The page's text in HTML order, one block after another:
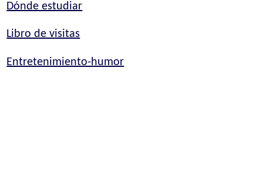
Dónde estudiar
Libro de visitas
Entretenimiento-humor